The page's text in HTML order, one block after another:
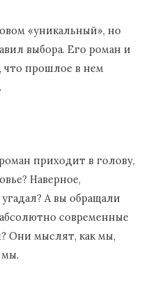
«уникальный», но
выбора. Его роман и
что прошлое в нем
приходит в голову,
Наверное,
А вы обращали
современные
Они мыслят, как мы,
мы.